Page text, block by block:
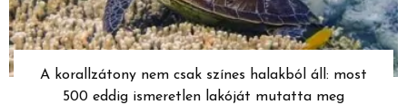
A korallzátony nem csak színes halakból áll: most
500 eddig ismeretlen lakóját mutatta meg